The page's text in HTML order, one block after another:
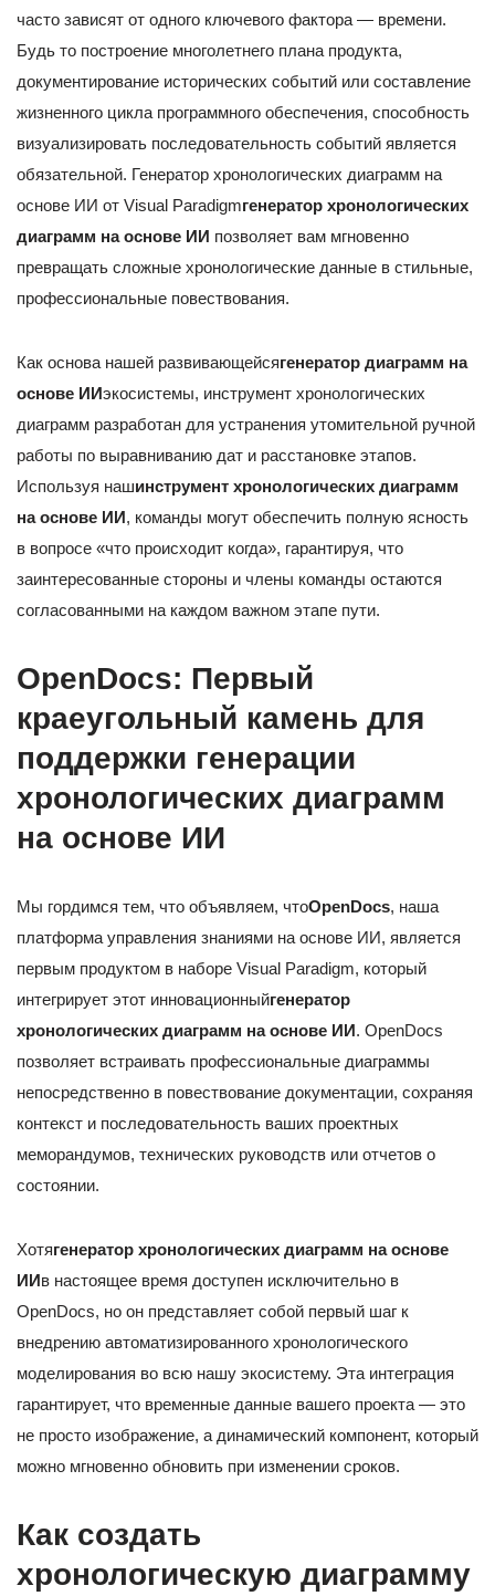
часто зависят от одного ключевого фактора — времени.
Будь то построение многолетнего плана продукта,
документирование исторических событий или составление
жизненного цикла программного обеспечения, способность
визуализировать последовательность событий является
обязательной. Генератор хронологических диаграмм на
основе ИИ от Visual Paradigmгенератор хронологических
диаграмм на основе ИИ позволяет вам мгновенно
превращать сложные хронологические данные в стильные,
профессиональные повествования.
Как основа нашей развивающейсягенератор диаграмм на
основе ИИэкосистемы, инструмент хронологических
диаграмм разработан для устранения утомительной ручной
работы по выравниванию дат и расстановке этапов.
Используя нашинструмент хронологических диаграмм
на основе ИИ, команды могут обеспечить полную ясность
в вопросе «что происходит когда», гарантируя, что
заинтересованные стороны и члены команды остаются
согласованными на каждом важном этапе пути.
OpenDocs: Первый
краеугольный камень для
поддержки генерации
хронологических диаграмм
на основе ИИ
Мы гордимся тем, что объявляем, чтоOpenDocs, наша
платформа управления знаниями на основе ИИ, является
первым продуктом в наборе Visual Paradigm, который
интегрирует этот инновационныйгенератор
хронологических диаграмм на основе ИИ. OpenDocs
позволяет встраивать профессиональные диаграммы
непосредственно в повествование документации, сохраняя
контекст и последовательность ваших проектных
меморандумов, технических руководств или отчетов о
состоянии.
Хотягенератор хронологических диаграмм на основе
ИИв настоящее время доступен исключительно в
OpenDocs, но он представляет собой первый шаг к
внедрению автоматизированного хронологического
моделирования во всю нашу экосистему. Эта интеграция
гарантирует, что временные данные вашего проекта — это
не просто изображение, а динамический компонент, который
можно мгновенно обновить при изменении сроков.
Как создать
хронологическую диаграмму